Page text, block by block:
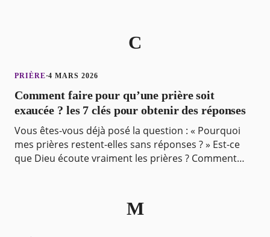
C
PRIÈRE·4 MARS 2026
Comment faire pour qu’une prière soit
exaucée ? les 7 clés pour obtenir des réponses
Vous êtes-vous déjà posé la question : « Pourquoi
mes prières restent-elles sans réponses ? » Est-ce
que Dieu écoute vraiment les prières ? Comment
M